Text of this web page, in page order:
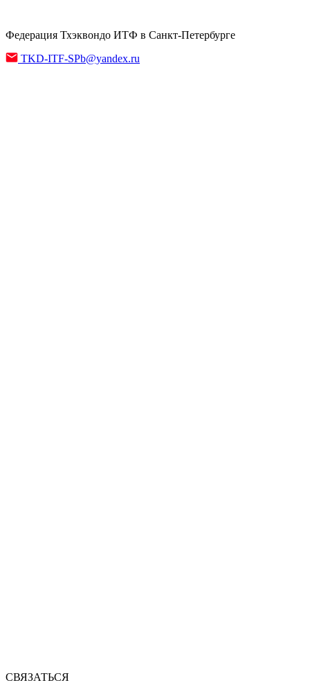
Федерация Тхэквондо ИТФ в Санкт-Петербурге
TKD-ITF-SPb@yandex.ru
СВЯЗАТЬСЯ